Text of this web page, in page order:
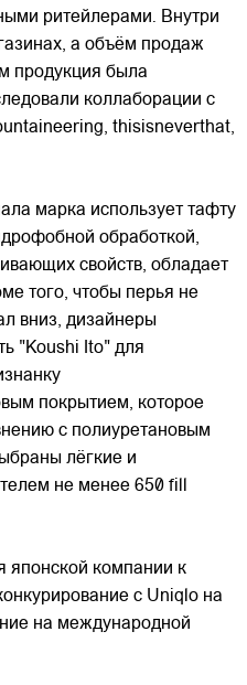
ритейлерами. Внутри
а объём продаж
продукция была
коллаборации с
thisisneverthat,
марка использует тафту
обработкой,
свойств, обладает
того, чтобы перья не
вниз, дизайнеры
"Koushi Ito" для
покрытием, которое
с полиуретановым
лёгкие и
не менее 650 fill
японской компании к
с Uniqlo на
на международной